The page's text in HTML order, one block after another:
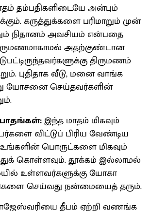
தம்பதிகளிடையே அன்பும்
கருத்துக்களை பரிமாறும் முன்
நிதானம் அவசியம் என்பதை
அதற்குண்டான
திருமணம்
புதிதாக வீடு, மனை வாங்க
யோசனை செய்தவர்களின்
பாதங்கள்:இந்த மாதம் மிகவும்
விட்டுப் பிரிய வேண்டிய
பொருட்களை மிகவும்
கொள்ளவும். தூக்கம் இல்லாமல்
உள்ளவர்களுக்கு யோகா
செய்வது நன்மையைத் தரும்.
தீபம் ஏற்றி வணங்க